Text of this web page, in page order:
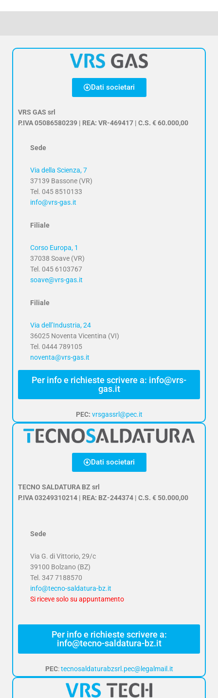
Dati societari
VRS GAS srl
P.IVA 05086580239 | REA: VR-469417 | C.S. € 60.000,00
Sede
Via della Scienza, 7
37139 Bassone (VR)
Tel. 045 8510133
info@vrs-gas.it
Filiale
Corso Europa, 1
37038 Soave (VR)
Tel. 045 6103767
soave@vrs-gas.it
Filiale
Via dell’Industria, 24
36025 Noventa Vicentina (VI)
Tel. 0444 789105
noventa@vrs-gas.it
Per info e richieste scrivere a: info@vrs-
gas.it
PEC: vrsgassrl@pec.it
Dati societari
TECNO SALDATURA BZ srl
P.IVA 03249310214 | REA: BZ-244374 | C.S. € 50.000,00
Sede
Via G. di Vittorio, 29/c
39100 Bolzano (BZ)
Tel. 347 7188570
info@tecno-saldatura-bz.it
Si riceve solo su appuntamento
Per info e richieste scrivere a:
info@tecno-saldatura-bz.it
PEC:tecnosaldaturabzsrl.pec@legalmail.it